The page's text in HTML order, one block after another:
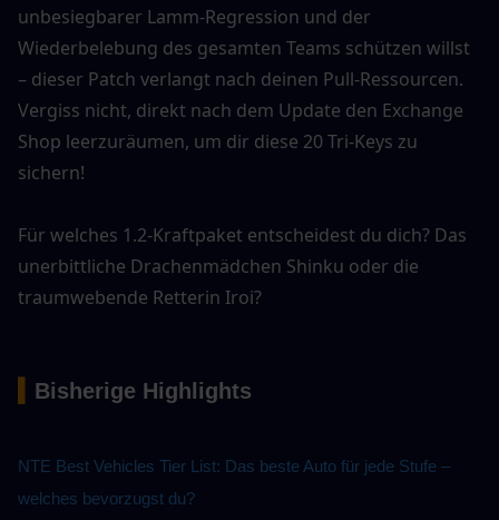
unbesiegbarer Lamm-Regression und der
Wiederbelebung des gesamten Teams schützen willst
– dieser Patch verlangt nach deinen Pull-Ressourcen.
Vergiss nicht, direkt nach dem Update den Exchange
Shop leerzuräumen, um dir diese 20 Tri-Keys zu
sichern!
Für welches 1.2-Kraftpaket entscheidest du dich? Das
unerbittliche Drachenmädchen Shinku oder die
traumwebende Retterin Iroi?
Bisherige Highlights
NTE Best Vehicles Tier List: Das beste Auto für jede Stufe –
welches bevorzugst du?